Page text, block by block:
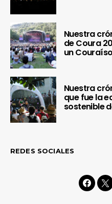
Nuestra
de Coura
un Couraíso
Nuestra
que fue la
sostenible
REDES SOCIALES